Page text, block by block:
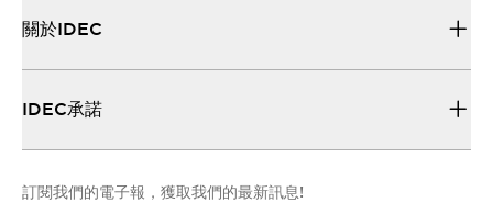
關於IDEC
IDEC承諾
訂閱我們的電子報，獲取我們的最新訊息!